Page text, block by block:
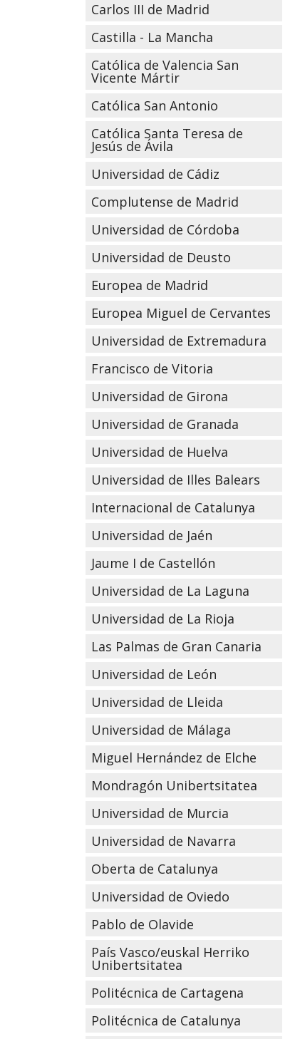
Carlos III de Madrid
Castilla - La Mancha
Católica de Valencia San
Vicente Mártir
Católica San Antonio
Católica Santa Teresa de
Jesús de Ávila
Universidad de Cádiz
Complutense de Madrid
Universidad de Córdoba
Universidad de Deusto
Europea de Madrid
Europea Miguel de Cervantes
Universidad de Extremadura
Francisco de Vitoria
Universidad de Girona
Universidad de Granada
Universidad de Huelva
Universidad de Illes Balears
Internacional de Catalunya
Universidad de Jaén
Jaume I de Castellón
Universidad de La Laguna
Universidad de La Rioja
Las Palmas de Gran Canaria
Universidad de León
Universidad de Lleida
Universidad de Málaga
Miguel Hernández de Elche
Mondragón Unibertsitatea
Universidad de Murcia
Universidad de Navarra
Oberta de Catalunya
Universidad de Oviedo
Pablo de Olavide
País Vasco/euskal Herriko
Unibertsitatea
Politécnica de Cartagena
Politécnica de Catalunya